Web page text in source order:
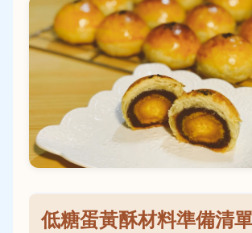
低糖蛋黃酥材料準備清